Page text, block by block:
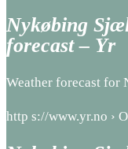
Nykøbing
forecast – Yr
Weather forecast for
http s://www.yr.no ›